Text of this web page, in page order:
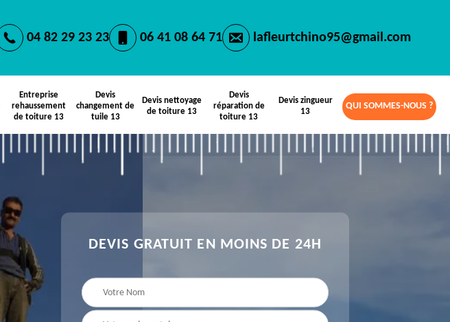
04 82 29 23 23 06 41 08 64 71 lafleurtchino95@gmail.com
Entreprise
rehaussement
de toiture 13
Devis
changement de
tuile 13
Devis nettoyage
de toiture 13
Devis
réparation de
toiture 13
Devis zingueur
13
QUI SOMMES-NOUS ?
DEVIS GRATUIT EN MOINS DE 24H